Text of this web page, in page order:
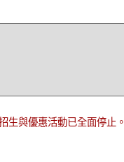
生與優惠活動已全面停止。